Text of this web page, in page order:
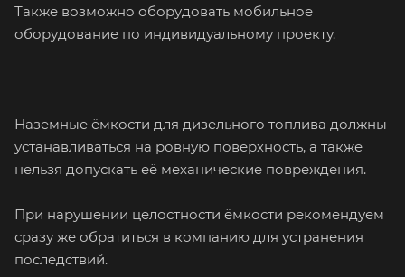
Также возможно оборудовать мобильное
оборудование по индивидуальному проекту.
Наземные ёмкости для дизельного топлива должны
устанавливаться на ровную поверхность, а также
нельзя допускать её механические повреждения.
При нарушении целостности ёмкости рекомендуем
сразу же обратиться в компанию для устранения
последствий.